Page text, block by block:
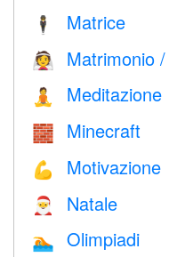
🕴️ Matrice
👰 Matrimonio
🧘 Meditazione
🧱 Minecraft
💪 Motivazione
🎅 Natale
🏊 Olimpiadi